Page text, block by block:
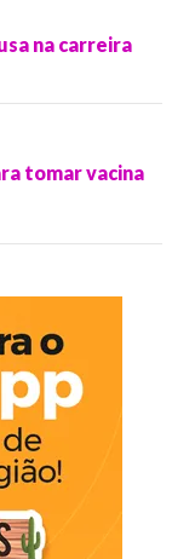
na carreira
tomar vacina